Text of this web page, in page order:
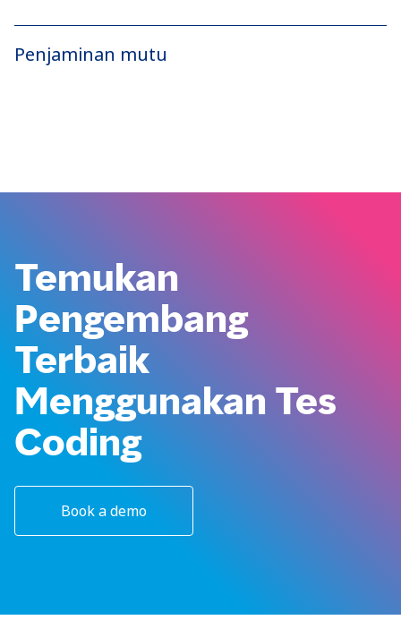
Penjaminan mutu
Temukan
Pengembang
Terbaik
Menggunakan Tes
Coding
Book a demo